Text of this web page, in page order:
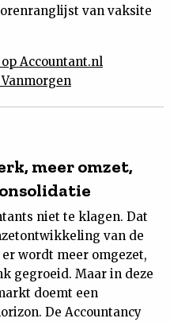
van vaksite
Accountant.nl
meer omzet,
niet te klagen. Dat
van de
wordt meer omgezet,
gegroeid. Maar in deze
doemt een
De Accountancy